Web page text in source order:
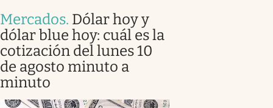
Mercados. Dólar hoy y
dólar blue hoy: cuál es la
cotización del lunes 10
de agosto minuto a
minuto